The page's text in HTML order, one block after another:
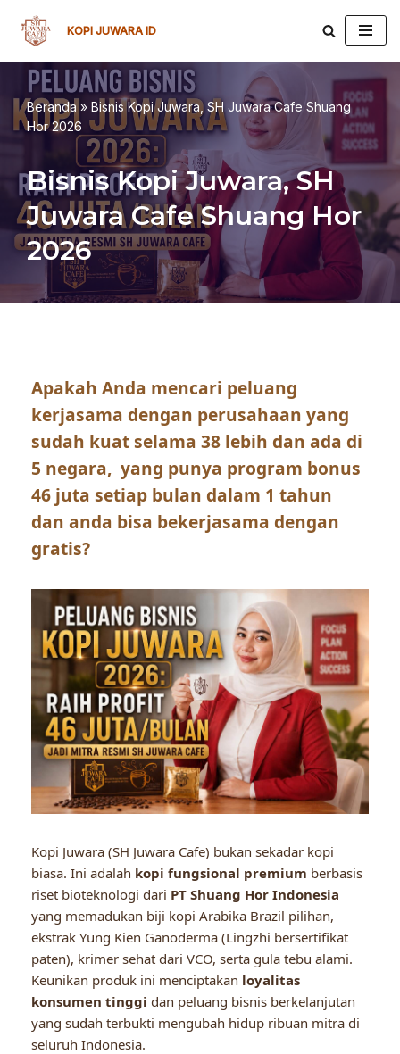
Lompat
konten
KOPI JUWARA ID
Beranda » Bisnis Kopi Juwara, SH Juwara Cafe Shuang
Hor 2026
Bisnis Kopi Juwara, SH
Juwara Cafe Shuang Hor
2026
Apakah Anda mencari peluang
kerjasama dengan perusahaan yang
sudah kuat selama 38 lebih dan ada di
5 negara, yang punya program bonus
46 juta setiap bulan dalam 1 tahun
dan anda bisa bekerjasama dengan
gratis?
Kopi Juwara (SH Juwara Cafe) bukan sekadar kopi
biasa. Ini adalah kopi fungsional premium berbasis
riset bioteknologi dari PT Shuang Hor Indonesia
yang memadukan biji kopi Arabika Brazil pilihan,
ekstrak Yung Kien Ganoderma (Lingzhi bersertifikat
paten), krimer sehat dari VCO, serta gula tebu alami.
Keunikan produk ini menciptakan loyalitas
konsumen tinggi dan peluang bisnis berkelanjutan
yang sudah terbukti mengubah hidup ribuan mitra di
seluruh Indonesia.